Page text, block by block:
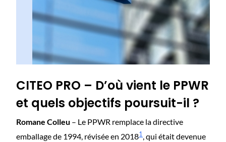
CITEO PRO – D’où vient le PPWR
et quels objectifs poursuit-il ?
Romane Colleu – Le PPWR remplace la directive
emballage de 1994, révisée en 20181 , qui était devenue